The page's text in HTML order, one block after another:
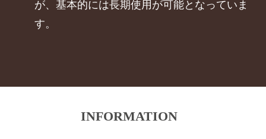
が、基本的には長期使用が可能となっていま
す。
INFORMATION